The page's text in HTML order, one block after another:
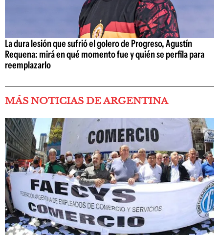
La dura lesión que sufrió el golero de Progreso, Agustín
Requena: mirá en qué momento fue y quién se perfila para
reemplazarlo
MÁS NOTICIAS DE ARGENTINA